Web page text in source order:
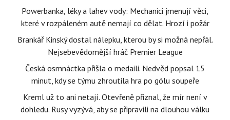
Powerbanka, léky a lahev vody: Mechanici jmenují věci,
které v rozpáleném autě nemají co dělat. Hrozí i požár
Brankář Kinský dostal nálepku, kterou by si možná nepřál.
Nejsebevědomější hráč Premier League
Česká osmnáctka přišla o medaili. Nedvěd popsal 15
minut, kdy se týmu zhroutila hra po gólu soupeře
Kreml už to ani netají. Otevřeně přiznal, že mír není v
dohledu. Rusy vyzývá, aby se připravili na dlouhou válku